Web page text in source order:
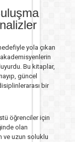
yola çıkan
akademisyenlerin
Bu kitaplar,
güncel
bir
öğrenciler için
olan
ve uzun soluklu